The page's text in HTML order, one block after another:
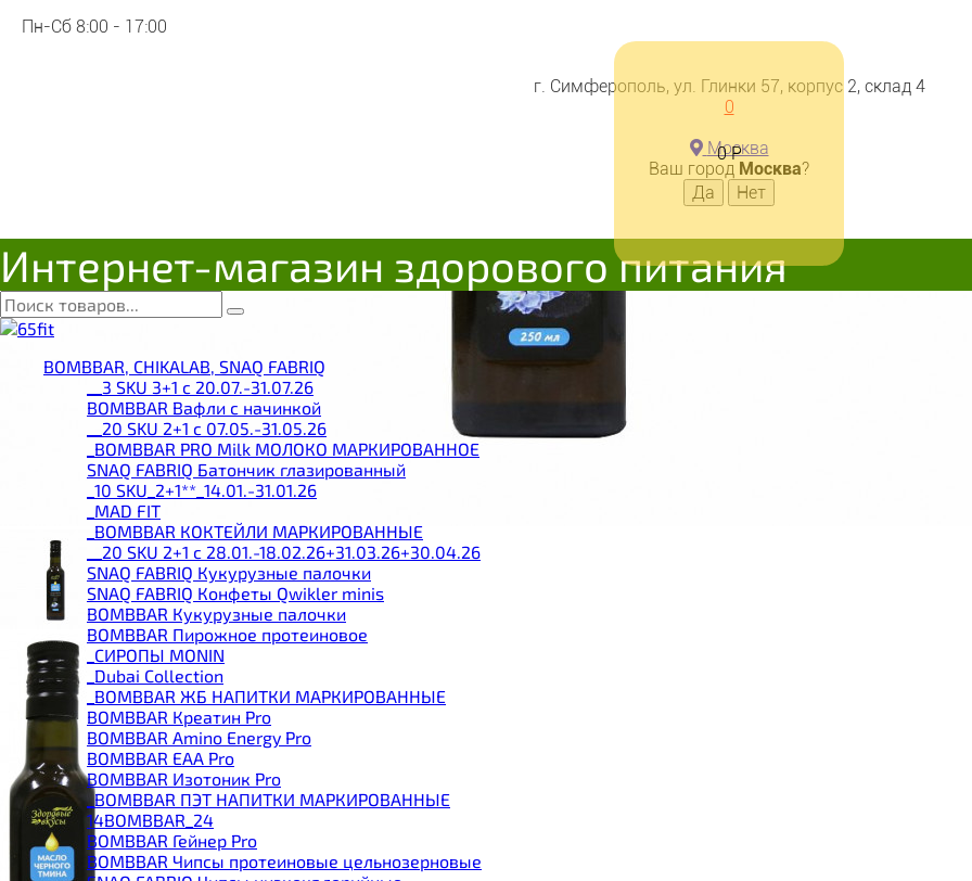
Пн-Сб 8:00 - 17:00
г. Симферополь, ул. Глинки 57, корпус 2, склад 4
0
0Р
Москва
Ваш город Москва?
Интернет-магазин здорового питания
BOMBBAR, CHIKALAB, SNAQ FABRIQ
__3 SKU 3+1 с 20.07.-31.07.26
BOMBBAR Вафли с начинкой
__20 SKU 2+1 с 07.05.-31.05.26
_BOMBBAR PRO Milk МОЛОКО МАРКИРОВАННОЕ
SNAQ FABRIQ Батончик глазированный
_10 SKU_2+1**_14.01.-31.01.26
_MAD FIT
_BOMBBAR КОКТЕЙЛИ МАРКИРОВАННЫЕ
__20 SKU 2+1 с 28.01.-18.02.26+31.03.26+30.04.26
SNAQ FABRIQ Кукурузные палочки
SNAQ FABRIQ Конфеты Qwikler minis
BOMBBAR Кукурузные палочки
BOMBBAR Пирожное протеиновое
_CИРОПЫ MONIN
_Dubai Collection
_BOMBBAR ЖБ НАПИТКИ МАРКИРОВАННЫЕ
BOMBBAR Креатин Pro
BOMBBAR Amino Energy Pro
BOMBBAR EAA Pro
BOMBBAR Изотоник Pro
_BOMBBAR ПЭТ НАПИТКИ МАРКИРОВАННЫЕ
14BOMBBAR_24
BOMBBAR Гейнер Pro
BOMBBAR Чипсы протеиновые цельнозерновые